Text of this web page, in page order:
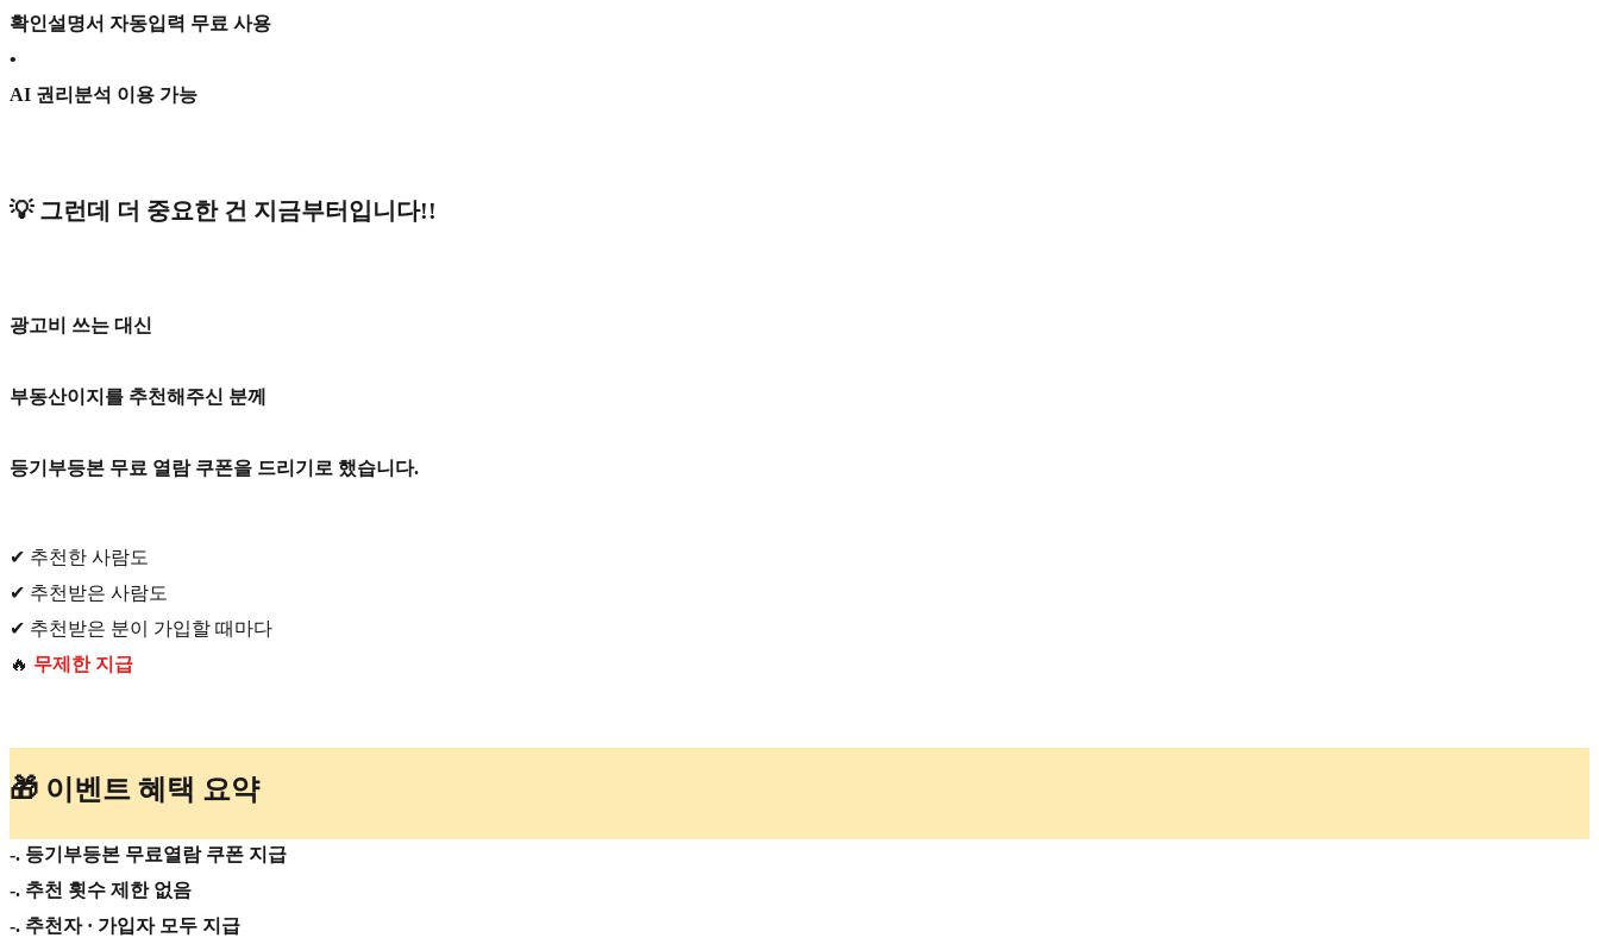
확인설명서 자동입력 무료 사용
•
AI 권리분석 이용 가능
💡 그런데 더 중요한 건 지금부터입니다!!
광고비 쓰는 대신
부동산이지를 추천해주신 분께
등기부등본 무료 열람 쿠폰을 드리기로 했습니다.
✔ 추천한 사람도
✔ 추천받은 사람도
✔ 추천받은 분이 가입할 때마다
🔥 무제한 지급
🎁 이벤트 혜택 요약
-. 등기부등본 무료열람 쿠폰 지급
-. 추천 횟수 제한 없음
-. 추천자 · 가입자 모두 지급